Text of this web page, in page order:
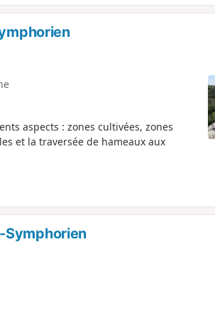
aspects : zones cultivées, zones
et la traversée de hameaux aux
Symphorien